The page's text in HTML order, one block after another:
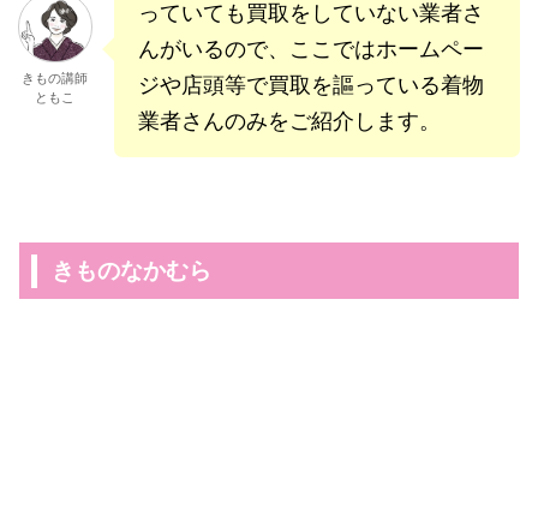
きもの講師
ともこ
っていても買取をしていない業者さ
んがいるので、ここではホームペー
ジや店頭等で買取を謳っている着物
業者さんのみをご紹介します。
きものなかむら